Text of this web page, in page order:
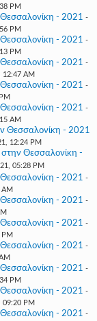
PM
Θεσσαλονίκη - 2021 -
PM
Θεσσαλονίκη - 2021 -
PM
Θεσσαλονίκη - 2021 -
AM
Θεσσαλονίκη - 2021 -
Θεσσαλονίκη - 2021 -
AM
Θεσσαλονίκη - 2021
12:24 PM
στην Θεσσαλονίκη -
05:28 PM
Θεσσαλονίκη - 2021 -
AM
Θεσσαλονίκη - 2021 -
Θεσσαλονίκη - 2021 -
PM
Θεσσαλονίκη - 2021 -
Θεσσαλονίκη - 2021 -
PM
Θεσσαλονίκη - 2021 -
PM
Θεσσαλονίκη - 2021 -